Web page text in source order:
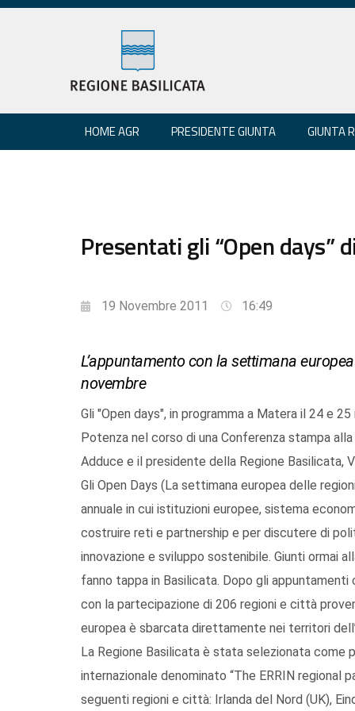
HOME AGR PRESIDENTE GIUNTA GIUNTA
Presentati gli “Open days”
19 Novembre 2011 16:49
L’appuntamento con la settimana
novembre
Gli "Open days", in programma a Matera il 24 e
Potenza nel corso di una Conferenza stampa
Adduce e il presidente della Regione Basilicata,
Gli Open Days (La settimana europea delle
annuale in cui istituzioni europee, sistema
costruire reti e partnership e per discutere di
innovazione e sviluppo sostenibile. Giunti ormai
fanno tappa in Basilicata. Dopo gli
con la partecipazione di 206 regioni e città
europea è sbarcata direttamente nei territori
La Regione Basilicata è stata selezionata come
internazionale denominato “The ERRIN regional
seguenti regioni e città: Irlanda del Nord (UK),